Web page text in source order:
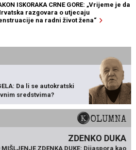
ISKORAKA CRNE GORE: „Vrijeme je da
razgovara o utjecaju
na radni život žena“
Da li se autokratski
sredstvima?
KOLUMNA
ZDENKO DUKA
MIŠLJENJE ZDENKA DUKE: Dijaspora kao